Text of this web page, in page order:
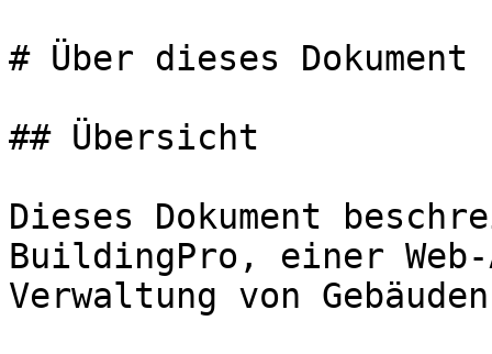
# Über dieses Dokument
## Übersicht
Dieses Dokument
BuildingPro, einer Web-
Verwaltung von